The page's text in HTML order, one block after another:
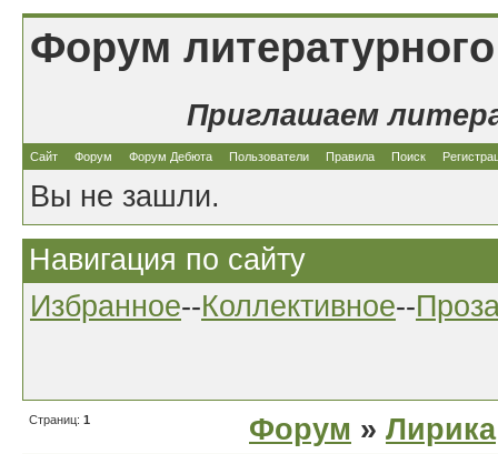
Форум
Приглашаем
Сайт Форум Форум Дебюта Пользователи Правила Поиск
Вы не зашли.
Навигация по сайту
Избранное--Коллективное--
Страниц: 1 Форум » Лирика